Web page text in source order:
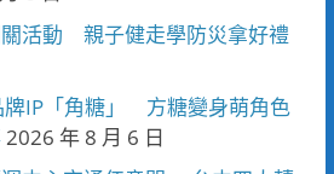
活動 親子健走學防災拿好禮
牌IP「角糖」 方糖變身萌角色
2026 年 8 月 6 日